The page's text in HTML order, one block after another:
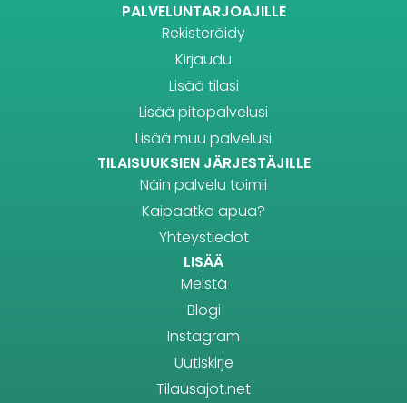
PALVELUNTARJOAJILLE
Rekisteröidy
Kirjaudu
Lisää tilasi
Lisää pitopalvelusi
Lisää muu palvelusi
TILAISUUKSIEN JÄRJESTÄJILLE
Näin palvelu toimii
Kaipaatko apua?
Yhteystiedot
LISÄÄ
Meistä
Blogi
Instagram
Uutiskirje
Tilausajot.net